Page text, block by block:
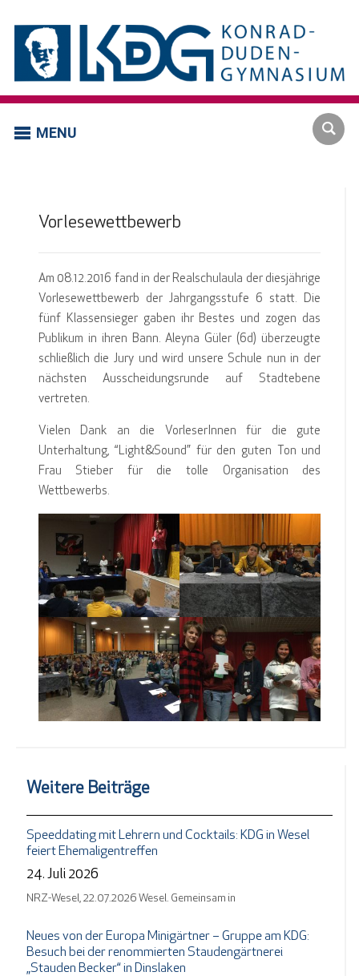
MENU
Vorlesewettbewerb
Am 08.12.2016 fand in der Realschulaula der diesjährige
Vorlesewettbewerb der Jahrgangsstufe 6 statt. Die
fünf Klassensieger gaben ihr Bestes und zogen das
Publikum in ihren Bann. Aleyna Güler (6d) überzeugte
schließlich die Jury und wird unsere Schule nun in der
nächsten Ausscheidungsrunde auf Stadtebene
vertreten.
Vielen Dank an die VorleserInnen für die gute
Unterhaltung, “Light&Sound” für den guten Ton und
Frau Stieber für die tolle Organisation des
Wettbewerbs.
Weitere Beiträge
Speeddating mit Lehrern und Cocktails: KDG in Wesel
feiert Ehemaligentreffen
24. Juli 2026
NRZ-Wesel, 22.07.2026 Wesel. Gemeinsam in
Neues von der Europa Minigärtner – Gruppe am KDG:
Besuch bei der renommierten Staudengärtnerei
„Stauden Becker“ in Dinslaken